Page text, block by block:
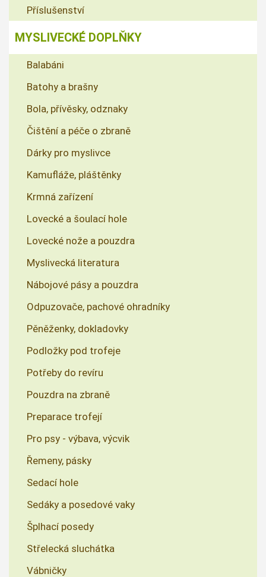
Příslušenství
MYSLIVECKÉ DOPLŇKY
Balabáni
Batohy a brašny
Bola, přívěsky, odznaky
Čištění a péče o zbraně
Dárky pro myslivce
Kamufláže, pláštěnky
Krmná zařízení
Lovecké a šoulací hole
Lovecké nože a pouzdra
Myslivecká literatura
Nábojové pásy a pouzdra
Odpuzovače, pachové ohradníky
Pěněženky, dokladovky
Podložky pod trofeje
Potřeby do revíru
Pouzdra na zbraně
Preparace trofejí
Pro psy - výbava, výcvik
Řemeny, pásky
Sedací hole
Sedáky a posedové vaky
Šplhací posedy
Střelecká sluchátka
Vábničky